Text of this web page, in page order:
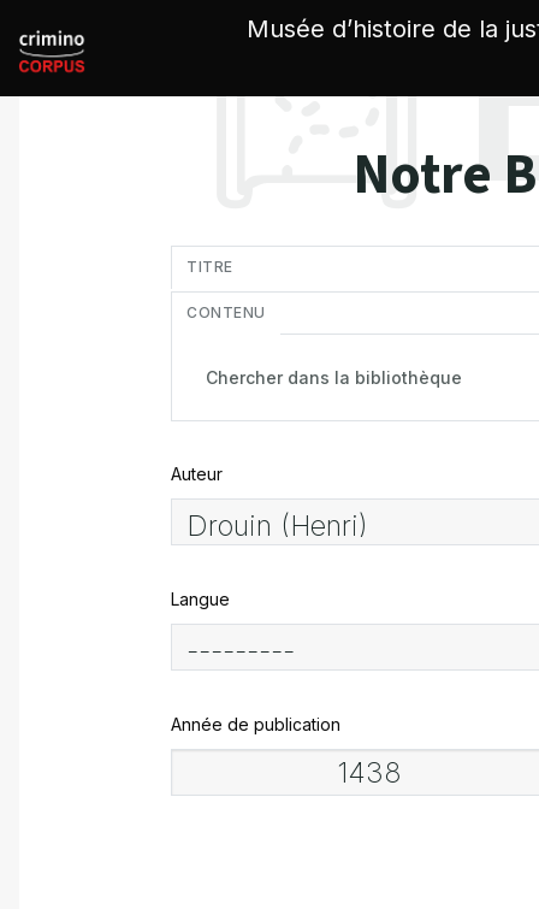
Musée d’histoire de la
Notre
TITRE
CONTENU
Auteur
Langue
Année de publication
Panneau de gestion des cookies